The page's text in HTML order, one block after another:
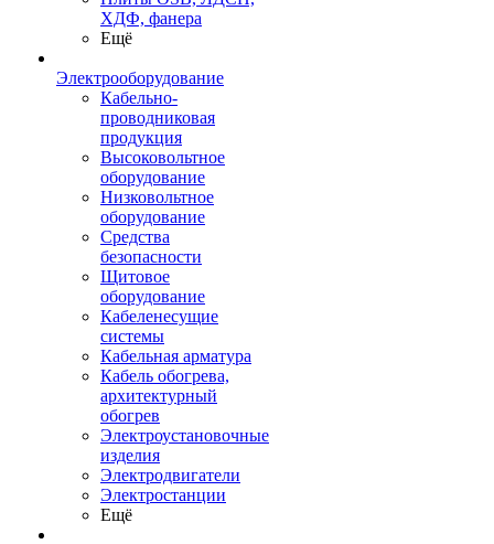
ХДФ, фанера
Ещё
Электрооборудование
Кабельно-
проводниковая
продукция
Высоковольтное
оборудование
Низковольтное
оборудование
Средства
безопасности
Щитовое
оборудование
Кабеленесущие
системы
Кабельная арматура
Кабель обогрева,
архитектурный
обогрев
Электроустановочные
изделия
Электродвигатели
Электростанции
Ещё